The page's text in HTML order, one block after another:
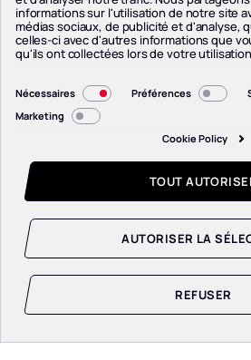
informations sur l'utilisation de notre site
médias sociaux, de publicité et d'analyse,
celles-ci avec d'autres informations que
qu'ils ont collectées lors de votre
Sélection
du
Nécessaires Préférences
Marketing
Cookie Policy
TOUT
AUTORISER LA
REFUSER